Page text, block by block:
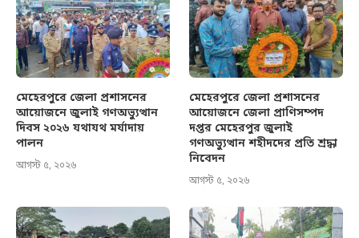
মেহেরপুরে জেলা প্রশাসনের
আয়োজনে জুলাই গণঅভ্যুত্থান
দিবস ২০২৬ যথাযথ মর্যাদায়
পালন
আগস্ট ৫, ২০২৬
মেহেরপুরে জেলা প্রশাসনের
আয়োজনে জেলা প্রাণিসম্পদ
দপ্তর মেহেরপুর জুলাই
গণঅভ্যুত্থান শহীদদের প্রতি শ্রদ্ধা
নিবেদন
আগস্ট ৫, ২০২৬